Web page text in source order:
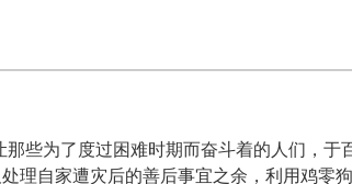
些为了度过困难时期而奋斗着的人们，于
理自家遭灾后的善后事宜之余，利用鸡零